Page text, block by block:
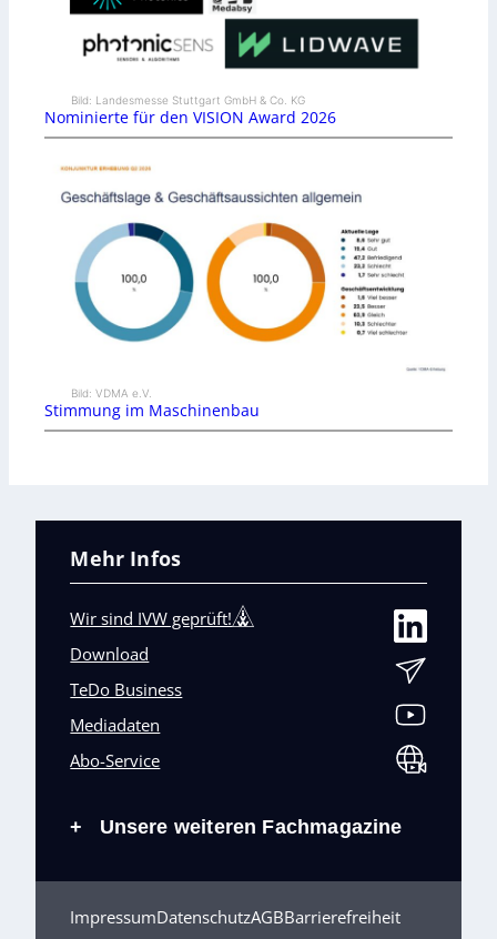
Bild: Landesmesse Stuttgart GmbH & Co. KG
Nominierte für den VISION Award 2026
Bild: VDMA e.V.
Stimmung im Maschinenbau
Mehr Infos
Wir sind IVW geprüft!
Download
TeDo Business
Mediadaten
Abo-Service
+ Unsere weiteren Fachmagazine
ImpressumDatenschutzAGBBarrierefreiheit